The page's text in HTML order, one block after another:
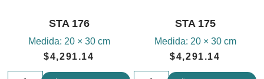
STA 176
Medida: 20 × 30 cm
$4,291.14
STA 175
Medida: 20 × 30 cm
$4,291.14